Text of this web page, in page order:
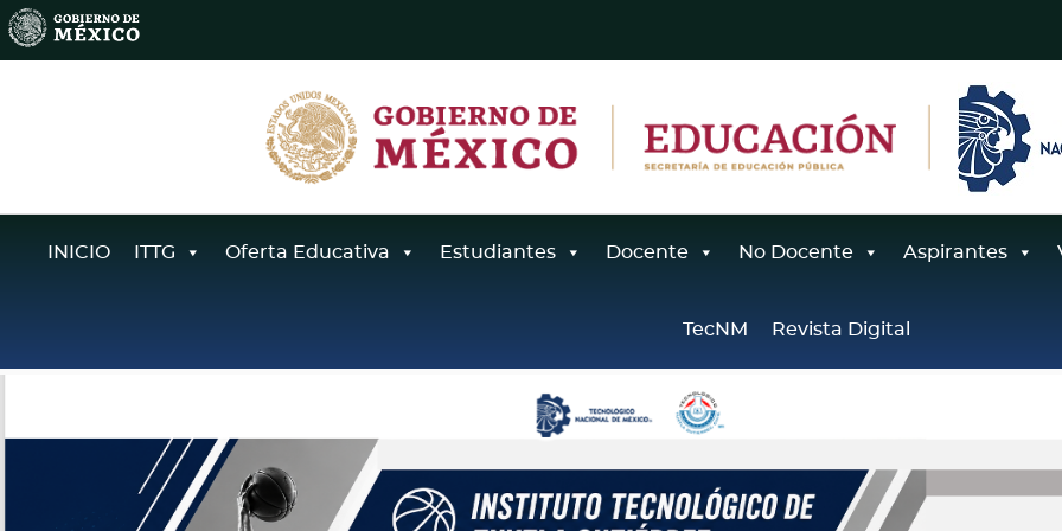
INICIO ITTG Oferta Educativa Estudiantes Docente No Docente Aspirantes
TecNM Revista Digital